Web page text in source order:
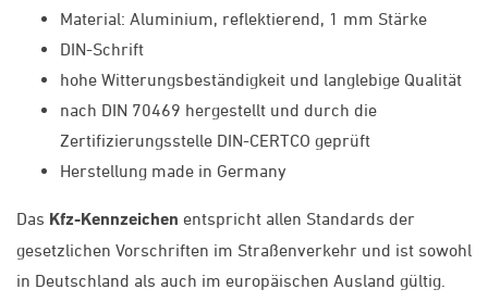
Material: Aluminium, reflektierend, 1 mm Stärke
DIN-Schrift
hohe Witterungsbeständigkeit und langlebige Qualität
nach DIN 70469 hergestellt und durch die
Zertifizierungsstelle DIN-CERTCO geprüft
Herstellung made in Germany
Das Kfz-Kennzeichen entspricht allen Standards der
gesetzlichen Vorschriften im Straßenverkehr und ist sowohl
in Deutschland als auch im europäischen Ausland gültig.